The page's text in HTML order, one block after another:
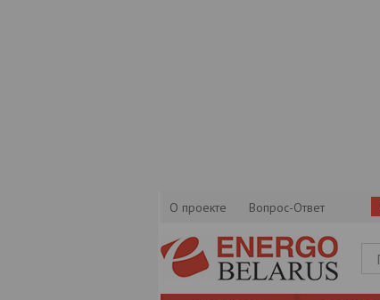
О проекте Вопрос-Ответ